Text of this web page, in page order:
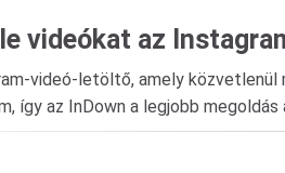
videókat az
videó-letöltő, amely közvetlenül
így az InDown a legjobb